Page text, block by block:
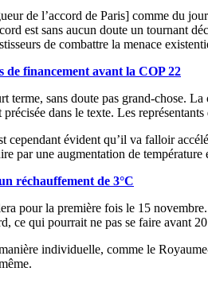
de l’accord de Paris] comme du
est sans aucun doute un tournant
de combattre la menace
de financement avant la COP 22
terme, sans doute pas grand-chose.
dans le texte. Les
évident qu’il va falloir
par une augmentation de
réchauffement de 3°C
pour la première fois le 15
ce qui pourrait ne pas se faire avant
individuelle, comme le